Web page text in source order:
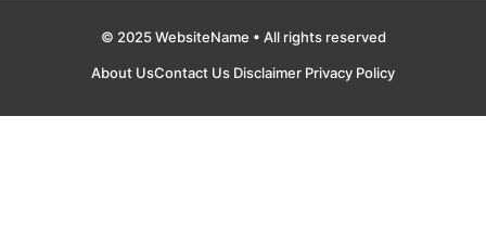
© 2025 WebsiteName • All rights reserved
About UsContact Us Disclaimer Privacy Policy